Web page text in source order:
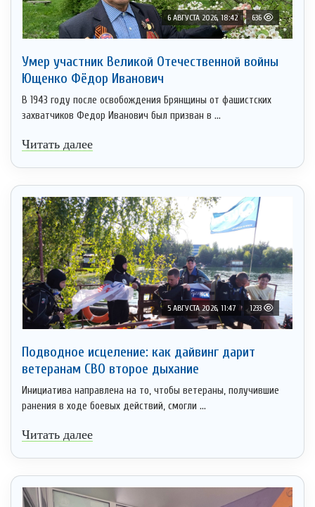
6 АВГУСТА 2026, 18:42 636
Умер участник Великой Отечественной войны
Ющенко Фёдор Иванович
В 1943 году после освобождения Брянщины от фашистских
захватчиков Федор Иванович был призван в ...
Читать далее
5 АВГУСТА 2026, 11:47 1233
Подводное исцеление: как дайвинг дарит
ветеранам СВО второе дыхание
Инициатива направлена на то, чтобы ветераны, получившие
ранения в ходе боевых действий, смогли ...
Читать далее